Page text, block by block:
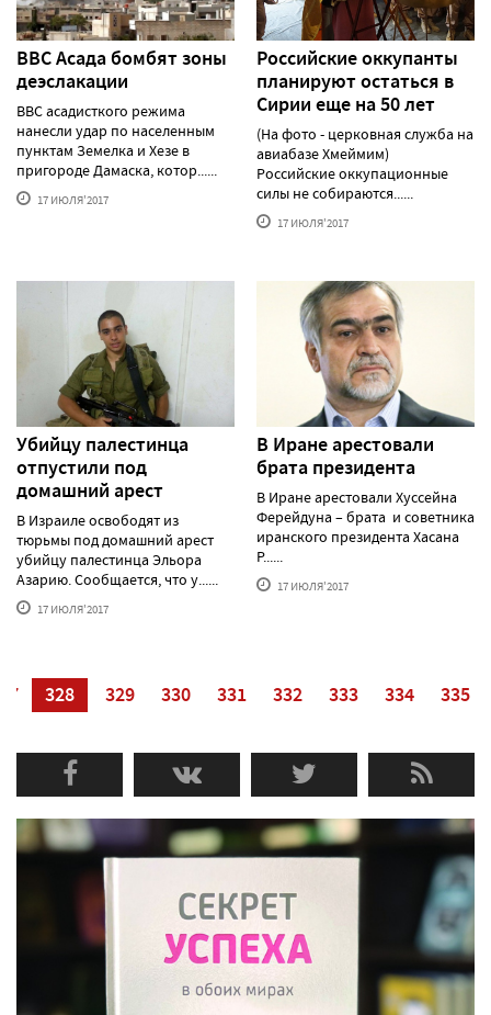
ВВС Асада бомбят зоны
деэслакации
ВВС асадисткого режима
нанесли удар по населенным
пунктам Земелка и Хезе в
пригороде Дамаска, котор......
17 ИЮЛЯ'2017
Российские оккупанты
планируют остаться в
Сирии еще на 50 лет
(На фото - церковная служба на
авиабазе Хмеймим)
Российские оккупационные
силы не собираются......
17 ИЮЛЯ'2017
Убийцу палестинца
отпустили под
домашний арест
В Израиле освободят из
тюрьмы под домашний арест
убийцу палестинца Эльора
Азарию. Сообщается, что у......
17 ИЮЛЯ'2017
В Иране арестовали
брата президента
В Иране арестовали Хуссейна
Ферейдуна – брата и советника
иранского президента Хасана
Р......
17 ИЮЛЯ'2017
328 329 330 331 332 333 334 335